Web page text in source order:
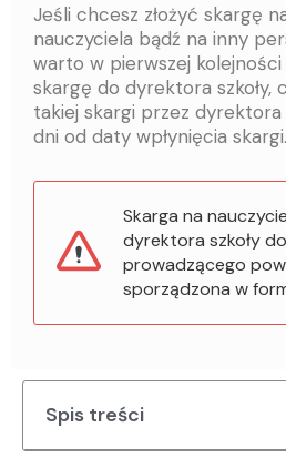
Jeśli chcesz złożyć skargę
nauczyciela bądź na inny
warto w pierwszej kolejności
skargę do dyrektora szkoły,
takiej skargi przez
dni od daty wpłynięcia skargi.
Skarga na
dyrektora szkoły
prowadzącego
sporządzona w
Spis treści